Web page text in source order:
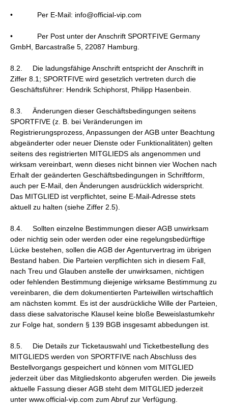
• Per E-Mail: info@official-vip.com
• Per Post unter der Anschrift SPORTFIVE Germany
GmbH, Barcastraße 5, 22087 Hamburg.
8.2. Die ladungsfähige Anschrift entspricht der Anschrift in
Ziffer 8.1; SPORTFIVE wird gesetzlich vertreten durch die
Geschäftsführer: Hendrik Schiphorst, Philipp Hasenbein.
8.3. Änderungen dieser Geschäftsbedingungen seitens
SPORTFIVE (z. B. bei Veränderungen im
Registrierungsprozess, Anpassungen der AGB unter Beachtung
abgeänderter oder neuer Dienste oder Funktionalitäten) gelten
seitens des registrierten MITGLIEDS als angenommen und
wirksam vereinbart, wenn dieses nicht binnen vier Wochen nach
Erhalt der geänderten Geschäftsbedingungen in Schriftform,
auch per E-Mail, den Änderungen ausdrücklich widerspricht.
Das MITGLIED ist verpflichtet, seine E-Mail-Adresse stets
aktuell zu halten (siehe Ziffer 2.5).
8.4. Sollten einzelne Bestimmungen dieser AGB unwirksam
oder nichtig sein oder werden oder eine regelungsbedürftige
Lücke bestehen, sollen die AGB der Agenturvertrag im übrigen
Bestand haben. Die Parteien verpflichten sich in diesem Fall,
nach Treu und Glauben anstelle der unwirksamen, nichtigen
oder fehlenden Bestimmung diejenige wirksame Bestimmung zu
vereinbaren, die dem dokumentierten Parteiwillen wirtschaftlich
am nächsten kommt. Es ist der ausdrückliche Wille der Parteien,
dass diese salvatorische Klausel keine bloße Beweislastumkehr
zur Folge hat, sondern § 139 BGB insgesamt abbedungen ist.
8.5. Die Details zur Ticketauswahl und Ticketbestellung des
MITGLIEDS werden von SPORTFIVE nach Abschluss des
Bestellvorgangs gespeichert und können vom MITGLIED
jederzeit über das Mitgliedskonto abgerufen werden. Die jeweils
aktuelle Fassung dieser AGB steht dem MITGLIED jederzeit
unter www.official-vip.com zum Abruf zur Verfügung.